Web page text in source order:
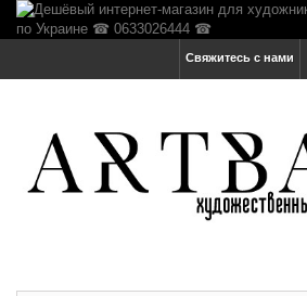
Свяжитесь с нами